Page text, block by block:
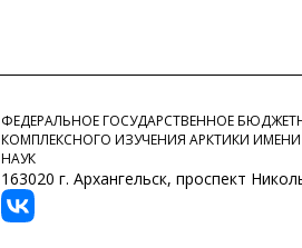
ФЕДЕРАЛЬНОЕ ГОСУДАРСТВЕННОЕ
КОМПЛЕКСНОГО ИЗУЧЕНИЯ АРКТИКИ
НАУК
163020 г. Архангельск, проспект